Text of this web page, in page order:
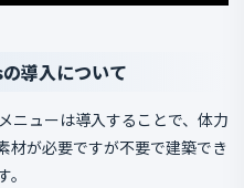
導入について
ューは導入することで、体力
材が必要ですが不要で建築でき